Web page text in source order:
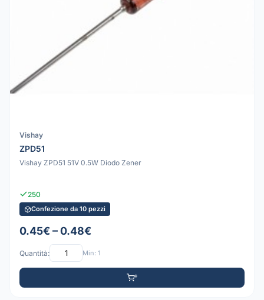
Vishay
ZPD51
Vishay ZPD51 51V 0.5W Diodo Zener
250
Confezione da 10 pezzi
0.45€ – 0.48€
Quantità: Min: 1